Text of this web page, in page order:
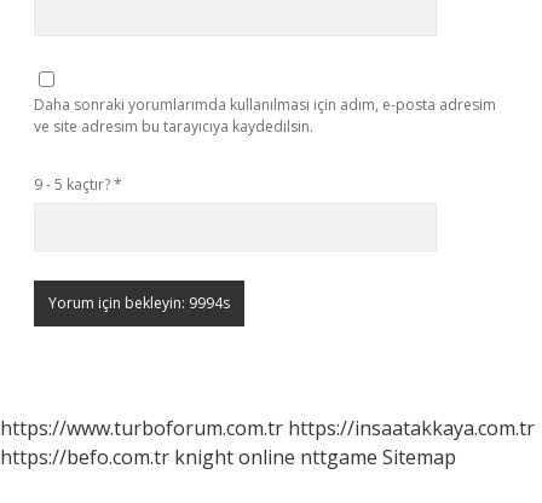
Daha sonraki yorumlarımda kullanılması için adım, e-posta adresim
ve site adresim bu tarayıcıya kaydedilsin.
9 - 5 kaçtır?*
https://www.turboforum.com.tr https://insaatakkaya.com.tr
https://befo.com.tr knight online nttgame Sitemap